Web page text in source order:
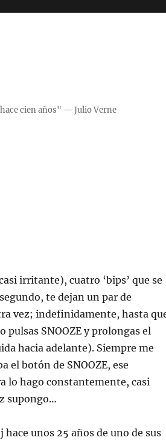
hace cien años" — Julio Verne
irritante), cuatro ‘bips’ que se
te dejan un par de
vez; indefinidamente, hasta
pulsas SNOOZE y prolongas el
hacia adelante). Siempre me
el botón de SNOOZE, ese
lo hago constantemente, casi
supongo…
unos 25 años de uno de sus